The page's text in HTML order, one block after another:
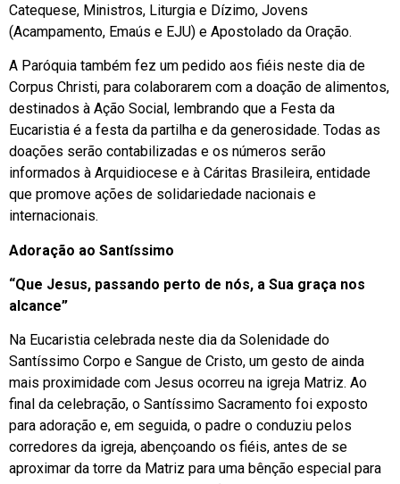
Catequese, Ministros, Liturgia e Dízimo, Jovens
(Acampamento, Emaús e EJU) e Apostolado da Oração.
A Paróquia também fez um pedido aos fiéis neste dia de
Corpus Christi, para colaborarem com a doação de alimentos,
destinados à Ação Social, lembrando que a Festa da
Eucaristia é a festa da partilha e da generosidade. Todas as
doações serão contabilizadas e os números serão
informados à Arquidiocese e à Cáritas Brasileira, entidade
que promove ações de solidariedade nacionais e
internacionais.
Adoração ao Santíssimo
“Que Jesus, passando perto de nós, a Sua graça nos
alcance”
Na Eucaristia celebrada neste dia da Solenidade do
Santíssimo Corpo e Sangue de Cristo, um gesto de ainda
mais proximidade com Jesus ocorreu na igreja Matriz. Ao
final da celebração, o Santíssimo Sacramento foi exposto
para adoração e, em seguida, o padre o conduziu pelos
corredores da igreja, abençoando os fiéis, antes de se
aproximar da torre da Matriz para uma bênção especial para